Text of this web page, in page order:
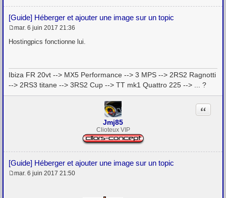
[Guide] Héberger et ajouter une image sur un topic
e
g
e
mar. 6 juin 2017 21:36
Hostingpics fonctionne lui.
Ibiza FR 20vt --> MX5 Performance --> 3 MPS --> 2RS2 Ragnotti
--> 2RS3 titane --> 3RS2 Cup --> TT mk1 Quattro 225 --> ... ?
Jmj85
Clioteux VIP
[Guide] Héberger et ajouter une image sur un topic
Citation
mar. 6 juin 2017 21:50